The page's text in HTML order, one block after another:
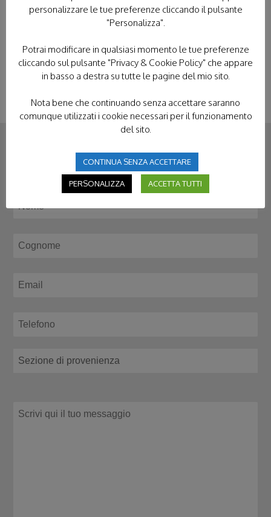
FATIMA LORETO
POLONIA
CONTATTACI
personalizzare le tue preferenze cliccando il pulsante
"Personalizza".
Potrai modificare in qualsiasi momento le tue preferenze
cliccando sul pulsante "Privacy & Cookie Policy" che appare
in basso a destra su tutte le pagine del mio sito.
Nota bene che continuando senza accettare saranno
comunque utilizzati i cookie necessari per il funzionamento
del sito.
CONTINUA SENZA ACCETTARE
PERSONALIZZA ACCETTA TUTTI